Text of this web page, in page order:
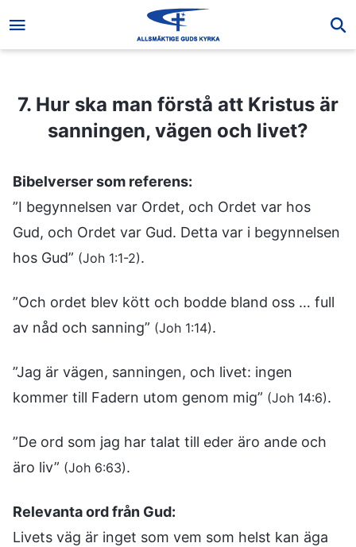
7. Hur ska man förstå att Kristus är
sanningen, vägen och livet?
Bibelverser som referens:
”I begynnelsen var Ordet, och Ordet var hos
Gud, och Ordet var Gud. Detta var i begynnelsen
hos Gud” (Joh 1:1-2).
”Och ordet blev kött och bodde bland oss … full
av nåd och sanning” (Joh 1:14).
”Jag är vägen, sanningen, och livet: ingen
kommer till Fadern utom genom mig” (Joh 14:6).
”De ord som jag har talat till eder äro ande och
äro liv” (Joh 6:63).
Relevanta ord från Gud:
Livets väg är inget som vem som helst kan äga